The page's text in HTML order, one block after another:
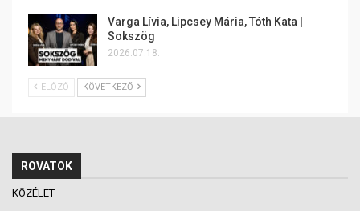
Varga Lívia, Lipcsey Mária, Tóth Kata |
Sokszög
2026.07.18.
ELŐZŐ KÖVETKEZŐ
ROVATOK
KÖZÉLET